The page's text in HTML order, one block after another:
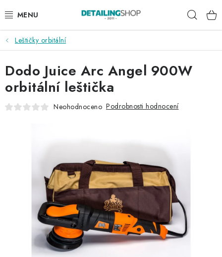
na
AKCE
NOVINKY
EXTERIÉR
DÁRKOVÉ SADY A POUKAZY
NAŠE SLUŽBY
KONTAKTY
Leštičky orbitální
Dodo Juice Arc Angel 900W
orbitální leštička
Neohodnoceno Podrobnosti hodnocení